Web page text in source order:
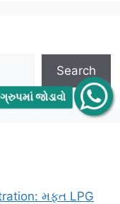
Search
મફત LPG
જોડાવો